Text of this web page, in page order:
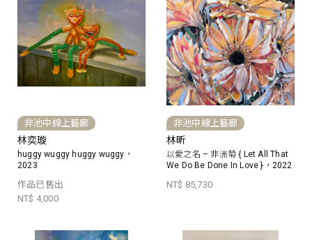
非池中線上藝廊
林奕璇
huggy wuggy huggy wuggy，
2023
作品已售出
NT$ 4,000
非池中線上藝廊
林昕
以愛之名 – 非洲菊 { Let All That
We Do Be Done In Love }，2022
NT$ 85,730